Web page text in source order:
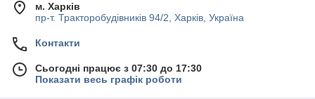
м. Харків
пр-т. Тракторобудівників 94/2, Харків, Україна
Контакти
Сьогодні працює з 07:30 до 17:30
Показати весь графік роботи